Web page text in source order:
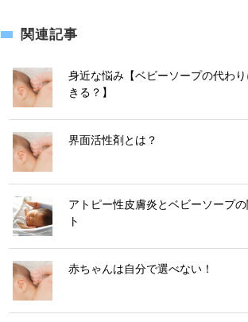
関連記事
身近な悩み【ベビーソープの代わ
きる？】
界面活性剤とは？
アトピー性皮膚炎とベビーソープ
ト
赤ちゃんは自分で選べない！